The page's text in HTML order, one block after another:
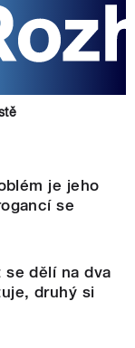
je jeho
se
dělí na dva
druhý si